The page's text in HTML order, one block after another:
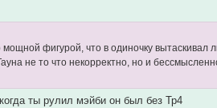
фигурой, что в одиночку вытаскивал
не то что некорректно, но и
ты рулил мэйби он был без Тр4